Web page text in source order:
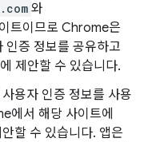
와
트이므로 Chrome은
인증 정보를 공유하고
제안할 수 있습니다.
용자 인증 정보를 사용
에서 해당 사이트에
할 수 있습니다. 앱은